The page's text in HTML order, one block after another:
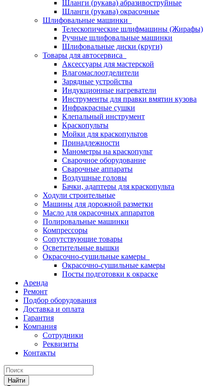
Шланги (рукава) абразивоструйные
Шланги (рукава) окрасочные
Шлифовальные машинки
Телескопические шлифмашины (Жирафы)
Ручные шлифовальные машинки
Шлифовальные диски (круги)
Товары для автосервиса
Аксессуары для мастерской
Влагомаслоотделители
Зарядные устройства
Индукционные нагреватели
Инструменты для правки вмятин кузова
Инфракрасные сушки
Клепальный инструмент
Краскопульты
Мойки для краскопультов
Принадлежности
Манометры на краскопульт
Сварочное оборудование
Сварочные аппараты
Воздушные головы
Бачки, адаптеры для краскопульта
Ходули строительные
Машины для дорожной разметки
Масло для окрасочных аппаратов
Полировальные машинки
Компрессоры
Сопутствующие товары
Осветительные вышки
Окрасочно-сушильные камеры
Окрасочно-сушильные камеры
Посты подготовки к окраске
Аренда
Ремонт
Подбор оборудования
Доставка и оплата
Гарантия
Компания
Сотрудники
Реквизиты
Контакты
Найти